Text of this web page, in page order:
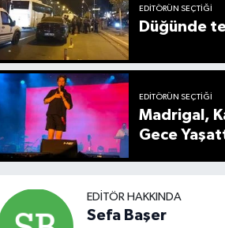
EDITÖRÜN SEÇTIĞI
Düğünde
EDITÖRÜN SEÇTIĞI
Madrigal,
Gece
EDITÖR HAKKINDA
Sefa Başer